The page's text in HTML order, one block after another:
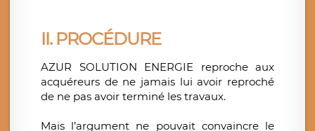
II. PROCÉDURE
AZUR SOLUTION ENERGIE reproche aux
acquéreurs de ne jamais lui avoir reproché
de ne pas avoir terminé les travaux.
Mais l’argument ne pouvait convaincre le